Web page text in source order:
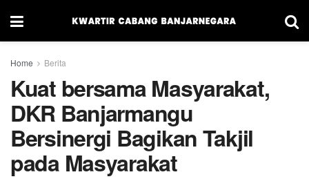
Home Berita
Kuat bersama Masyarakat,
DKR Banjarmangu
Bersinergi Bagikan Takjil
pada Masyarakat